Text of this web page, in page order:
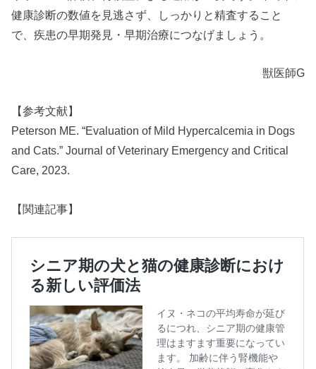
健康診断の数値を見逃さず、しっかりと精査すること
で、疾患の早期発見・早期治療につなげましょう。
獣医師G
【参考文献】
Peterson ME. “Evaluation of Mild Hypercalcemia in Dogs
and Cats.” Journal of Veterinary Emergency and Critical
Care, 2023.
【関連記事】